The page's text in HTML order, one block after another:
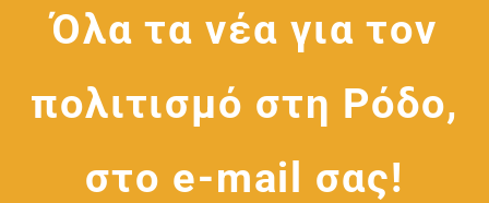
Όλα τα νέα για τον
πολιτισμό στη Ρόδο,
στο e-mail σας!